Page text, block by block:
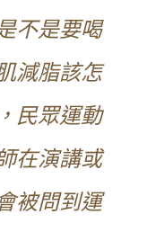
不是要喝
減脂該怎
民眾運動
在演講或
被問到運